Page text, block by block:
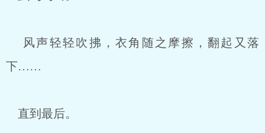
风声轻轻吹拂，衣角随之摩擦，翻起又落
下……
直到最后。